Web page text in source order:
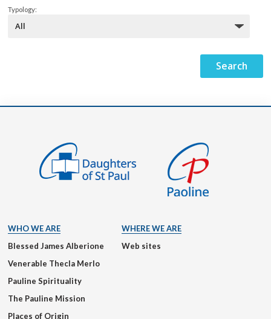
Typology:
WHO WE ARE
Blessed James Alberione
Venerable Thecla Merlo
Pauline Spirituality
The Pauline Mission
Places of Origin
WHERE WE ARE
Web sites